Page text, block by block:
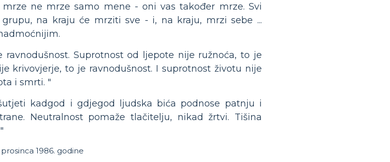
ne mrze samo mene - oni vas također mrze. Svi
na kraju će mrziti sve - i, na kraju, mrzi sebe ...
Suprotnost od ljepote nije ružnoća, to je
krivovjerje, to je ravnodušnost. I suprotnost životu nije
i smrti. "
kadgod i gdjegod ljudska bića podnose patnju i
Neutralnost pomaže tlačitelju, nikad žrtvi. Tišina
1986. godine